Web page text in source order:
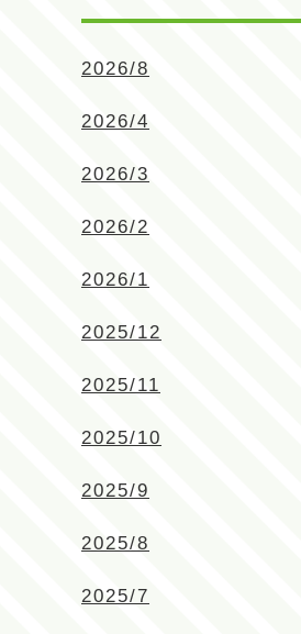
2026/8
2026/4
2026/3
2026/2
2026/1
2025/12
2025/11
2025/10
2025/9
2025/8
2025/7